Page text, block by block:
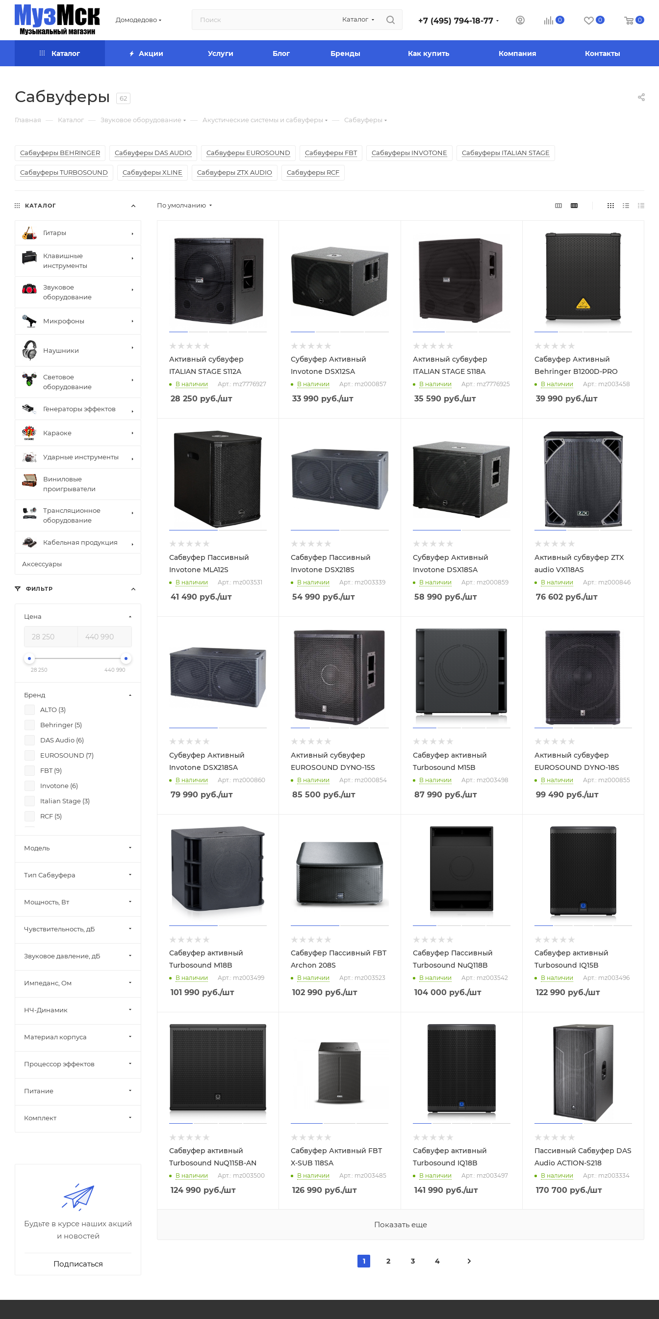
Домодедово Каталог +7 (495) 794-18-77 0 0 0
Каталог Акции Услуги Блог Бренды Как купить Компания Контакты
Сабвуферы 62
Главная — Каталог — Звуковое оборудование — Акустические системы и сабвуферы — Сабвуферы
Сабвуферы BEHRINGER Сабвуферы DAS AUDIO Сабвуферы EUROSOUND Сабвуферы FBT Сабвуферы INVOTONE Сабвуферы ITALIAN STAGE
Сабвуферы TURBOSOUND Сабвуферы XLINE Сабвуферы ZTX AUDIO Сабвуферы RCF
По умолчанию
Активный субвуфер
ITALIAN STAGE S112A
В наличии Арт.: mz7776927
28 250 руб./шт
Субвуфер Активный
Invotone DSX12SA
В наличии Арт.: mz000857
33 990 руб./шт
Активный субвуфер
ITALIAN STAGE S118A
В наличии Арт.: mz7776925
35 590руб./шт
Сабвуфер Активный
Behringer B1200D-PRO
В наличии Арт.: mz003458
39 990руб./шт
Сабвуфер Пассивный
Invotone MLA12S
В наличии Арт.: mz003531
41 490 руб./шт
Сабвуфер Пассивный
Invotone DSX218S
В наличии Арт.: mz003339
54 990 руб./шт
Субвуфер Активный
Invotone DSX18SA
В наличии Арт.: mz000859
58 990руб./шт
Активный субвуфер ZTX
audio VX118AS
В наличии Арт.: mz000846
76 602руб./шт
Субвуфер Активный
Invotone DSX218SA
В наличии Арт.: mz000860
79 990 руб./шт
Активный субвуфер
EUROSOUND DYNO-15S
В наличии Арт.: mz000854
85 500 руб./шт
Сабвуфер активный
Turbosound M15B
В наличии Арт.: mz003498
87 990руб./шт
Активный субвуфер
EUROSOUND DYNO-18S
В наличии Арт.: mz000855
99 490руб./шт
Сабвуфер активный
Turbosound M18B
В наличии Арт.: mz003499
101 990 руб./шт
Сабвуфер Пассивный FBT
Archon 208S
В наличии Арт.: mz003523
102 990 руб./шт
Сабвуфер Пассивный
Turbosound NuQ118B
В наличии Арт.: mz003542
104 000руб./шт
Сабвуфер активный
Turbosound IQ15B
В наличии Арт.: mz003496
122 990руб./шт
Сабвуфер активный
Turbosound NuQ115B-AN
В наличии Арт.: mz003500
124 990 руб./шт
Сабвуфер Активный FBT
X-SUB 118SA
В наличии Арт.: mz003485
126 990 руб./шт
Сабвуфер активный
Turbosound IQ18B
В наличии Арт.: mz003497
141 990руб./шт
Пассивный Сабвуфер DAS
Audio ACTION-S218
В наличии Арт.: mz003334
170 700руб./шт
Показать еще
1 2 3 4
КАТАЛОГ
Гитары
Клавишные
инструменты
Звуковое
оборудование
Микрофоны
Наушники
Световое
оборудование
Генераторы эффектов
Караоке
Ударные инструменты
Виниловые
проигрыватели
Трансляционное
оборудование
Кабельная продукция
Аксессуары
ФИЛЬТР
Цена
28 250 440 990
Бренд
ALTO (3)
Behringer (5)
DAS Audio (6)
EUROSOUND (7)
FBT (9)
Invotone (6)
Italian Stage (3)
RCF (5)
Xline (
ZTX audio (
Модель
Тип Сабвуфера
Мощность, Вт
Чувствительность, дБ
Звуковое давление, дБ
Импеданс, Ом
НЧ-Динамик
Материал корпуса
Процессор эффектов
Питание
Комплект
Будьте в курсе наших акций
и новостей
Подписаться